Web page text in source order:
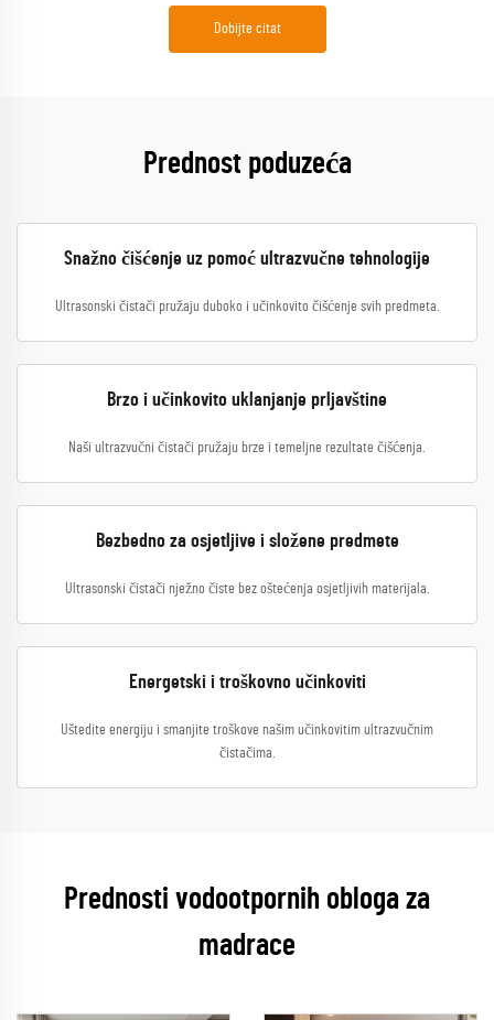
Dobijte citat
Prednost poduzeća
Snažno čišćenje uz pomoć ultrazvučne tehnologije
Ultrasonski čistači pružaju duboko i učinkovito čišćenje svih predmeta.
Brzo i učinkovito uklanjanje prljavštine
Naši ultrazvučni čistači pružaju brze i temeljne rezultate čišćenja.
Bezbedno za osjetljive i složene predmete
Ultrasonski čistači nježno čiste bez oštećenja osjetljivih materijala.
Energetski i troškovno učinkoviti
Uštedite energiju i smanjite troškove našim učinkovitim ultrazvučnim
čistačima.
Prednosti vodootpornih obloga za
madrace